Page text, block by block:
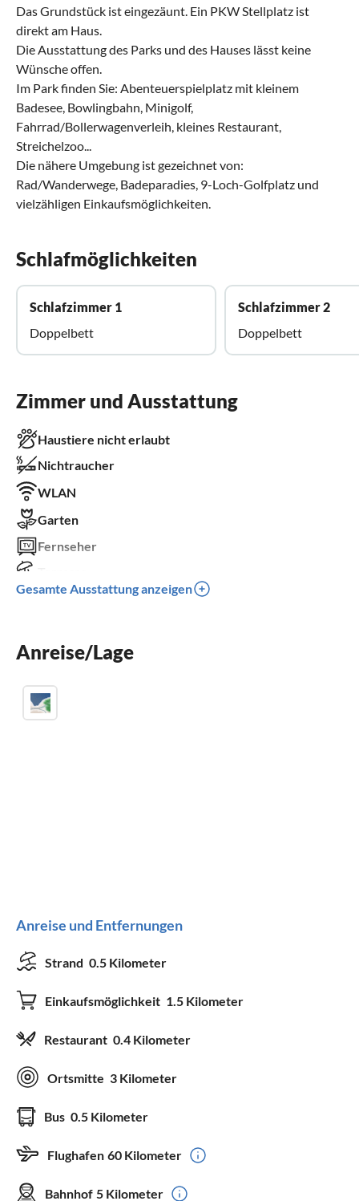
Das Grundstück ist eingezäunt. Ein PKW Stellplatz ist
direkt am Haus.
Die Ausstattung des Parks und des Hauses lässt keine
Wünsche offen.
Im Park finden Sie: Abenteuerspielplatz mit kleinem
Badesee, Bowlingbahn, Minigolf,
Fahrrad/Bollerwagenverleih, kleines Restaurant,
Streichelzoo...
Die nähere Umgebung ist gezeichnet von:
Rad/Wanderwege, Badeparadies, 9-Loch-Golfplatz und
vielzähligen Einkaufsmöglichkeiten.
Schlafmöglichkeiten
Schlafzimmer 1
Doppelbett
Schlafzimmer 2
Doppelbett
Zimmer und Ausstattung
Haustiere nicht erlaubt
Nichtraucher
WLAN
Garten
Fernseher
Spülmaschine
Kamin
Gesamte Ausstattung anzeigen
Anreise/Lage
Anreise und Entfernungen
Strand 0.5 Kilometer
Einkaufsmöglichkeit 1.5 Kilometer
Restaurant 0.4 Kilometer
Ortsmitte 3 Kilometer
Bus 0.5 Kilometer
Flughafen 60 Kilometer
Bahnhof 5 Kilometer